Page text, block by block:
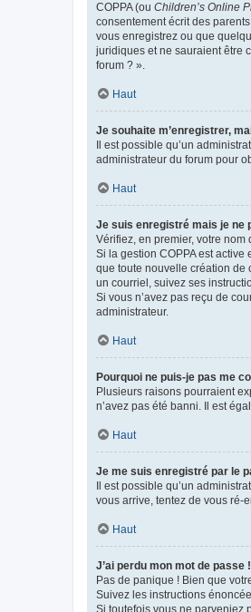
COPPA (ou Children’s Online
consentement écrit des
vous enregistrez ou que
juridiques et ne sauraient être
forum ? ».
Haut
Je souhaite m’enregistrer,
Il est possible qu’un
administrateur du forum pour
Haut
Je suis enregistré mais je ne
Vérifiez, en premier, votre nom
Si la gestion COPPA est
que toute nouvelle création de
un courriel, suivez ses
Si vous n’avez pas reçu de
administrateur.
Haut
Pourquoi ne puis-je pas me
Plusieurs raisons pourraient
n’avez pas été banni. Il est
Haut
Je me suis enregistré par le
Il est possible qu’un
vous arrive, tentez de vous ré-
Haut
J’ai perdu mon mot de passe !
Pas de panique ! Bien que
Suivez les instructions
Si toutefois vous ne parveniez